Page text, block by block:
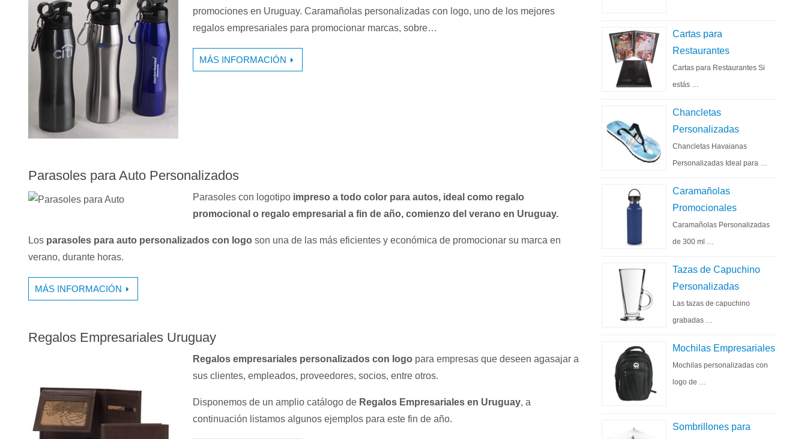
promociones en Uruguay. Caramañolas personalizadas con logo, uno de los mejores
regalos empresariales para promocionar marcas, sobre…
MÁS INFORMACIÓN
Parasoles para Auto Personalizados
Parasoles con logotipo impreso a todo color para autos, ideal como regalo
promocional o regalo empresarial a fin de año, comienzo del verano en Uruguay.
Los parasoles para auto personalizados con logo son una de las más eficientes y económica de promocionar su marca en
verano, durante horas.
MÁS INFORMACIÓN
Regalos Empresariales Uruguay
Regalos empresariales personalizados con logo para empresas que deseen agasajar a
sus clientes, empleados, proveedores, socios, entre otros.
Disponemos de un amplio catálogo de Regalos Empresariales en Uruguay, a
continuación listamos algunos ejemplos para este fin de año.
Cartas para
Restaurantes
Cartas para Restaurantes Si
estás …
Chancletas
Personalizadas
Chancletas Havaianas
Personalizadas Ideal para …
Caramañolas
Promocionales
Caramañolas Personalizadas
de 300 ml …
Tazas de Capuchino
Personalizadas
Las tazas de capuchino
grabadas …
Mochilas Empresariales
Mochilas personalizadas con
logo de …
Sombrillones para